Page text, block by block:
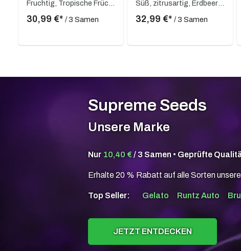
30,99 €* / 3 Samen 32,99 €*/ 3 Samen
Supreme Seeds
Unsere Marke
Nur 10,40 € / 3 Samen • Geprüfte
Erhalte 20 % Rabatt auf alle Sorten
Top Seller: Gelato Runtz Auto
JETZT ENTDECKEN